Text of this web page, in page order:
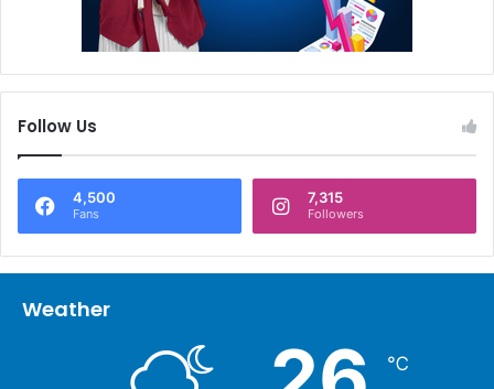
Follow Us
4,500
Fans
7,315
Followers
Weather
℃